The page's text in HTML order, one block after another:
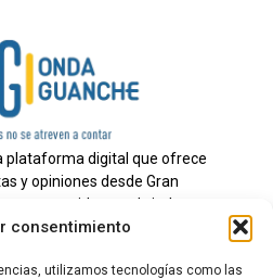
consentimiento
utilizamos tecnologías como las
plataforma digital que ofrece
y opiniones desde Gran
con brindar
periodismo independiente a